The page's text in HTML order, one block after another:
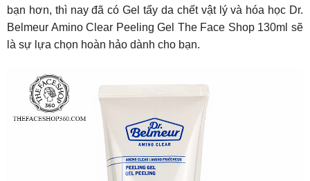
bạn hơn, thì nay đã có Gel tẩy da chết vật lý và hóa học Dr.
Belmeur Amino Clear Peeling Gel The Face Shop 130ml sẽ
là sự lựa chọn hoàn hảo dành cho bạn.